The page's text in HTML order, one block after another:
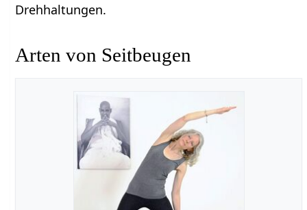
Drehhaltungen.
Arten von Seitbeugen